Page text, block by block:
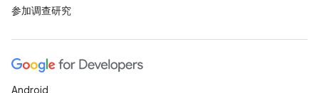
参加调查研究